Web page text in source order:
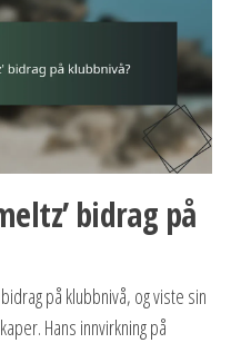
bidrag på
på klubbnivå, og viste sin
Hans innvirkning på